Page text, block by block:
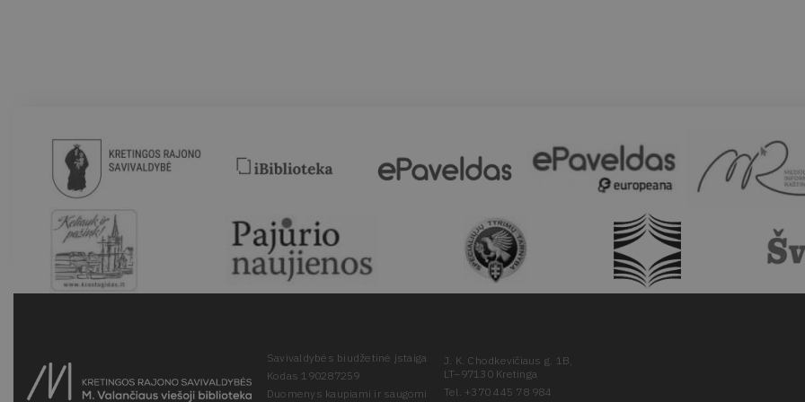
Savivaldybės biudžetinė įstaiga
Kodas 190287259
Duomenys kaupiami ir saugomi
J. K. Chodkevičiaus g. 1B,
LT–97130 Kretinga
Tel. +370 445 78 984